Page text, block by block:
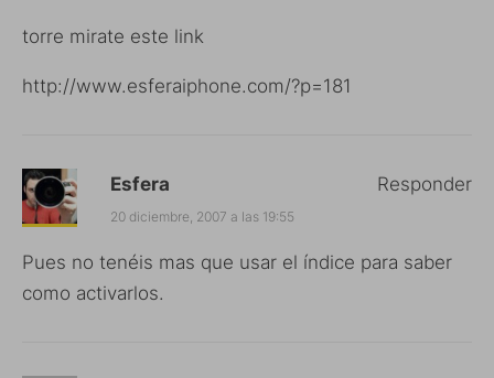
torre mirate este link
http://www.esferaiphone.com/?p=181
Esfera
20 diciembre, 2007 a las 19:55
Pues no tenéis mas que usar el índice para saber
como activarlos.
Responder